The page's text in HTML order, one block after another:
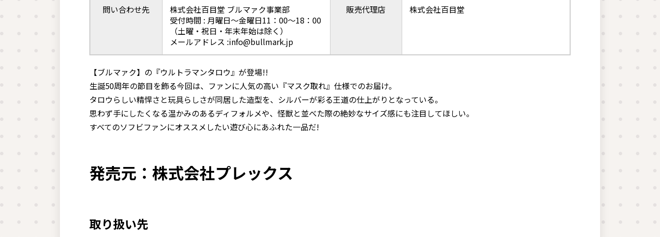
問い合わせ先
株式会社百目堂 ブルマァク事業部
受付時間 : 月曜日～金曜日11：00～18：00
（土曜・祝日・年末年始は除く）
メールアドレス :info@bullmark.jp
販売代理店 株式会社百目堂
【ブルマァク】の『ウルトラマンタロウ』が登場!!
生誕50周年の節目を飾る今回は、ファンに人気の高い『マスク取れ』仕様でのお届け。
タロウらしい精悍さと玩具らしさが同居した造型を、シルバーが彩る王道の仕上がりとなっている。
思わず手にしたくなる温かみのあるディフォルメや、怪獣と並べた際の絶妙なサイズ感にも注目してほしい。
すべてのソフビファンにオススメしたい遊び心にあふれた一品だ!
発売元：株式会社プレックス
取り扱い先